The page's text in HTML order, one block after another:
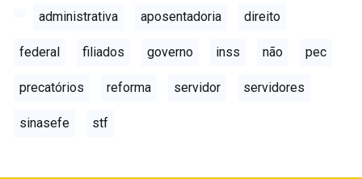
administrativa aposentadoria direito
federal filiados governo inss não pec
precatórios reforma servidor servidores
sinasefe stf